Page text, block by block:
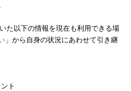
た以下の情報を現在も利用できる場
」から自身の状況にあわせて引き継
ト